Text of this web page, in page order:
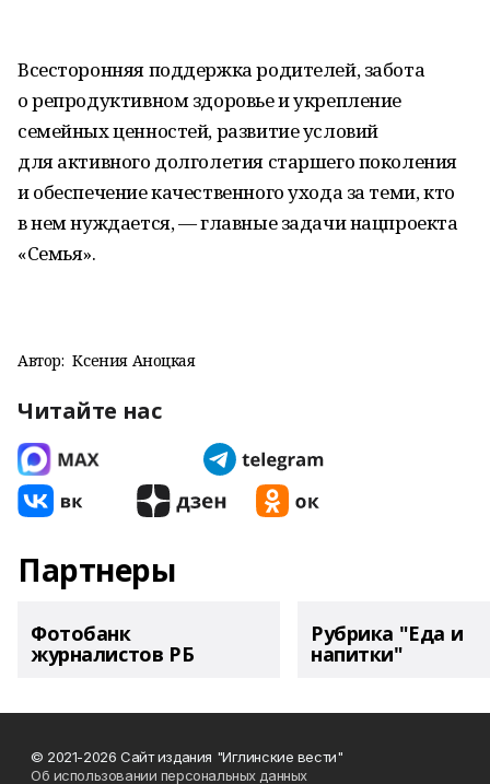
Всесторонняя поддержка родителей, забота
о репродуктивном здоровье и укрепление
семейных ценностей, развитие условий
для активного долголетия старшего поколения
и обеспечение качественного ухода за теми, кто
в нем нуждается, — главные задачи нацпроекта
«Семья».
Автор: Ксения Аноцкая
Читайте нас
Партнеры
Фотобанк
журналистов РБ
Рубрика "Еда и
напитки"
© 2021-2026 Сайт издания "Иглинские вести"
Об использовании персональных данных